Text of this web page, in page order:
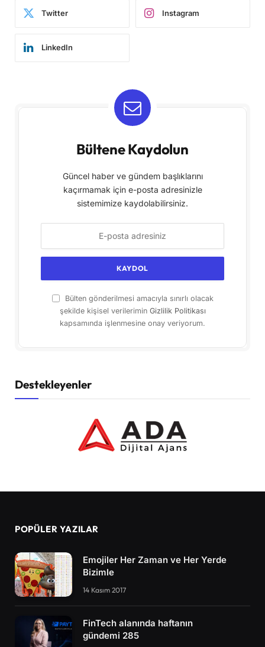
Twitter Instagram
LinkedIn
Bültene Kaydolun
Güncel haber ve gündem başlıklarını
kaçırmamak için e-posta adresinizle
sistemimize kaydolabilirsiniz.
Bülten gönderilmesi amacıyla sınırlı olacak
şekilde kişisel verilerimin Gizlilik Politikası
kapsamında işlenmesine onay veriyorum.
Destekleyenler
POPÜLER YAZILAR
Emojiler Her Zaman ve Her Yerde
Bizimle
14 Kasım 2017
FinTech alanında haftanın
gündemi 285